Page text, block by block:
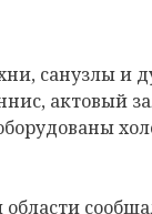
санузлы и
актовый